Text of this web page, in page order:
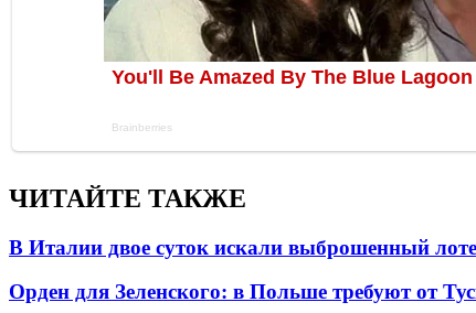
ЧИТАЙТЕ ТАКЖЕ
В Италии двое суток искали выброшенный
Орден для Зеленского: в Польше требуют от